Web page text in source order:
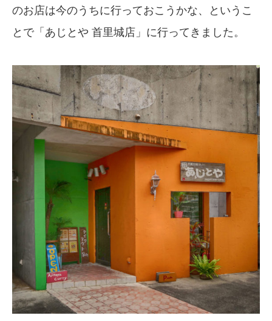
のお店は今のうちに行っておこうかな、というこ
とで「あじとや 首里城店」に行ってきました。